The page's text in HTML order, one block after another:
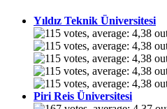
Yıldız Teknik Üniversitesi
Piri Reis Üniversitesi